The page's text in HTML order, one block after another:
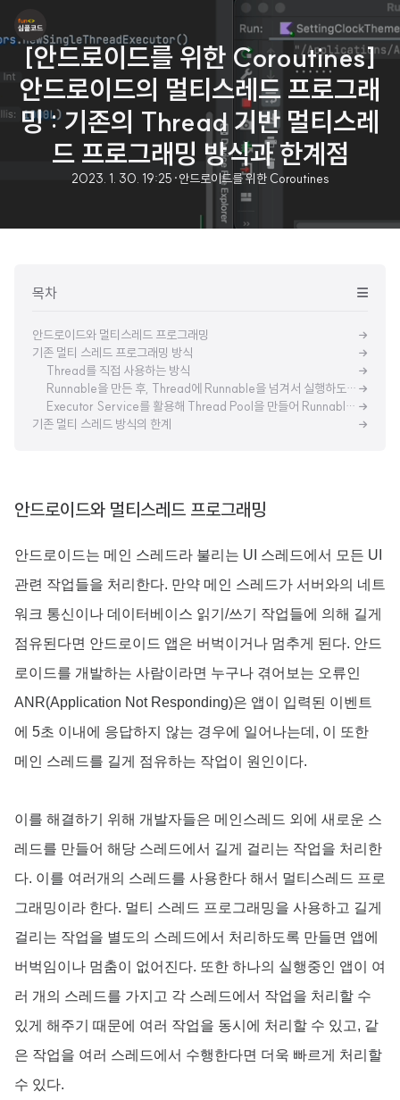
[안드로이드를 위한 Coroutines]
안드로이드의 멀티스레드 프로그래
밍 : 기존의 Thread 기반 멀티스레
드 프로그래밍 방식과 한계점
2023. 1. 30. 19:25 ·안드로이드를 위한 Coroutines
목차
안드로이드와 멀티스레드 프로그래밍
기존 멀티 스레드 프로그래밍 방식
Thread를 직접 사용하는 방식
Runnable을 만든 후, Thread에 Runnable을 넘겨서 실행하도록 한 방식
Executor Service를 활용해 Thread Pool을 만들어 Runnable을 submit 하는 방식
기존 멀티 스레드 방식의 한계
안드로이드와 멀티스레드 프로그래밍
안드로이드는 메인 스레드라 불리는 UI 스레드에서 모든 UI
관련 작업들을 처리한다. 만약 메인 스레드가 서버와의 네트
워크 통신이나 데이터베이스 읽기/쓰기 작업들에 의해 길게
점유된다면 안드로이드 앱은 버벅이거나 멈추게 된다. 안드
로이드를 개발하는 사람이라면 누구나 겪어보는 오류인
ANR(Application Not Responding)은 앱이 입력된 이벤트
에 5초 이내에 응답하지 않는 경우에 일어나는데, 이 또한
메인 스레드를 길게 점유하는 작업이 원인이다.
이를 해결하기 위해 개발자들은 메인스레드 외에 새로운 스
레드를 만들어 해당 스레드에서 길게 걸리는 작업을 처리한
다. 이를 여러개의 스레드를 사용한다 해서 멀티스레드 프로
그래밍이라 한다. 멀티 스레드 프로그래밍을 사용하고 길게
걸리는 작업을 별도의 스레드에서 처리하도록 만들면 앱에
버벅임이나 멈춤이 없어진다. 또한 하나의 실행중인 앱이 여
러 개의 스레드를 가지고 각 스레드에서 작업을 처리할 수
있게 해주기 때문에 여러 작업을 동시에 처리할 수 있고, 같
은 작업을 여러 스레드에서 수행한다면 더욱 빠르게 처리할
수 있다.